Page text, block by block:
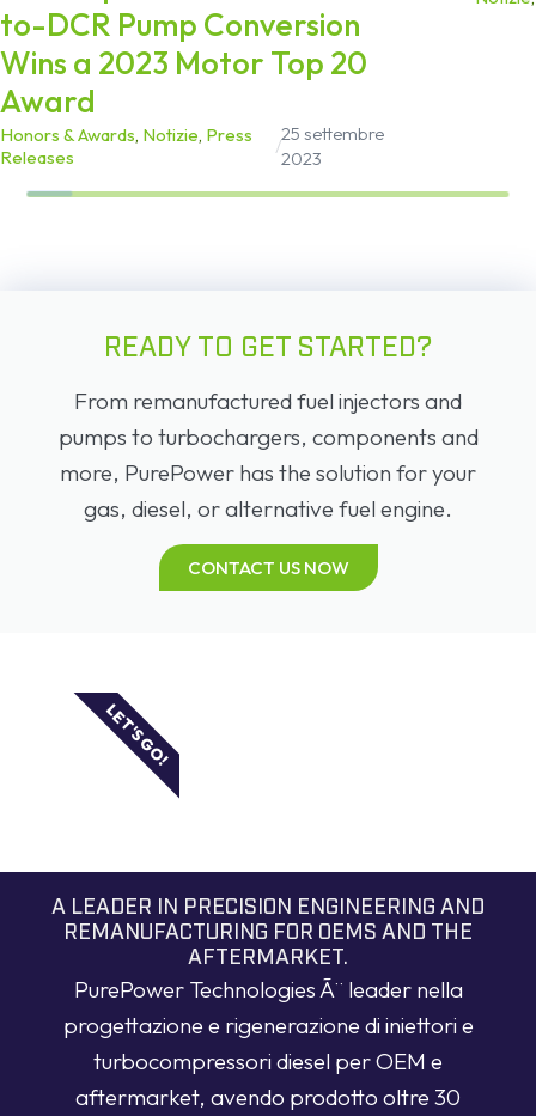
to-DCR Pump Conversion
Wins a 2023 Motor Top 20
Award
Honors & Awards, Notizie, Press
Releases
/
25 settembre
2023
READY TO GET STARTED?
From remanufactured fuel injectors and
pumps to turbochargers, components and
more, PurePower has the solution for your
gas, diesel, or alternative fuel engine.
CONTACT US NOW
LET'S GO!
A LEADER IN PRECISION ENGINEERING AND
REMANUFACTURING FOR OEMS AND THE
AFTERMARKET.
PurePower Technologies Ã¨ leader nella
progettazione e rigenerazione di iniettori e
turbocompressori diesel per OEM e
aftermarket, avendo prodotto oltre 30